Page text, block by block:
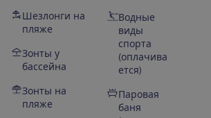
Шезлонги на
пляже
Зонты у
бассейна
Зонты на
пляже
Водные
виды
спорта
(оплачива
ется)
Паровая
баня